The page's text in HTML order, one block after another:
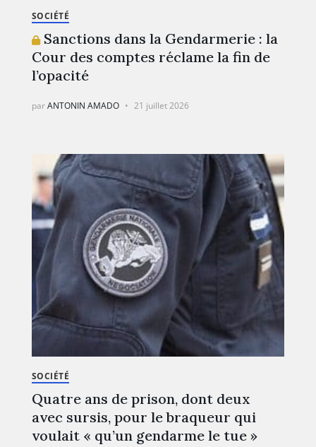
SOCIÉTÉ
Sanctions dans la Gendarmerie : la
Cour des comptes réclame la fin de
l’opacité
parANTONIN AMADO 21 juillet 2026
SOCIÉTÉ
Quatre ans de prison, dont deux
avec sursis, pour le braqueur qui
voulait « qu’un gendarme le tue »